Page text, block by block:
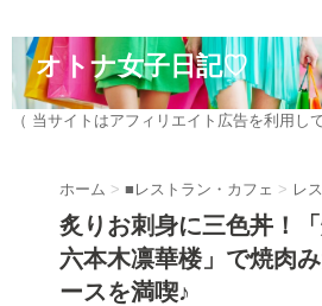
オトナ女子日記♡
（ 当サイトはアフィリエイト広告を利用し
ホーム > ■レストラン・カフェ > レ
炙りお刺身に三色丼！「
六本木凛華楼」で焼肉
ースを満喫♪